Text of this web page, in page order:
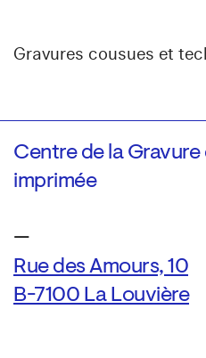
Gravures cousues et
Centre de la Gravure
imprimée
—
Rue des Amours, 10
B-7100 La Louvière